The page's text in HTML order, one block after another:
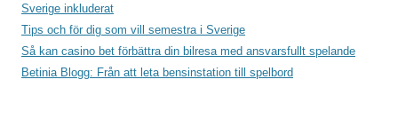
Sverige inkluderat
Tips och för dig som vill semestra i Sverige
Så kan casino bet förbättra din bilresa med ansvarsfullt spelande
Betinia Blogg: Från att leta bensinstation till spelbord